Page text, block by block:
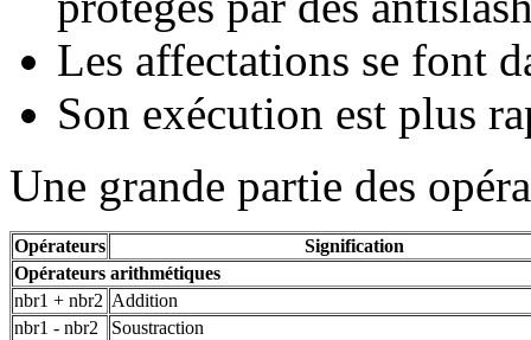
Les affectations se font
Son exécution est plus
Une grande partie des
Opérateurs
Signification
Opérateurs arithmétiques
nbr1 + nbr2 Addition
nbr1 - nbr2
Soustraction